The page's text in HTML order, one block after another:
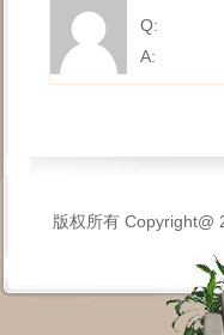
Q:
A:
版权所有 Copyright@